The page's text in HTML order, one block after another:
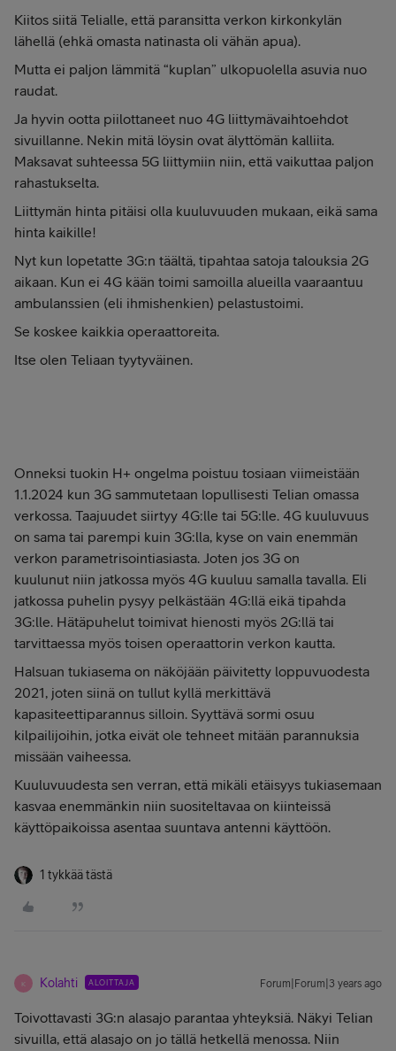
Kiitos siitä Telialle, että paransitta verkon kirkonkylän
lähellä (ehkä omasta natinasta oli vähän apua).
Mutta ei paljon lämmitä “kuplan” ulkopuolella asuvia nuo
raudat.
Ja hyvin ootta piilottaneet nuo 4G liittymävaihtoehdot
sivuillanne. Nekin mitä löysin ovat älyttömän kalliita.
Maksavat suhteessa 5G liittymiin niin, että vaikuttaa paljon
rahastukselta.
Liittymän hinta pitäisi olla kuuluvuuden mukaan, eikä sama
hinta kaikille!
Nyt kun lopetatte 3G:n täältä, tipahtaa satoja talouksia 2G
aikaan. Kun ei 4G kään toimi samoilla alueilla vaaraantuu
ambulanssien (eli ihmishenkien) pelastustoimi.
Se koskee kaikkia operaattoreita.
Itse olen Teliaan tyytyväinen.
Onneksi tuokin H+ ongelma poistuu tosiaan viimeistään
1.1.2024 kun 3G sammutetaan lopullisesti Telian omassa
verkossa. Taajuudet siirtyy 4G:lle tai 5G:lle. 4G kuuluvuus
on sama tai parempi kuin 3G:lla, kyse on vain enemmän
verkon parametrisointiasiasta. Joten jos 3G on
kuulunut niin jatkossa myös 4G kuuluu samalla tavalla. Eli
jatkossa puhelin pysyy pelkästään 4G:llä eikä tipahda
3G:lle. Hätäpuhelut toimivat hienosti myös 2G:llä tai
tarvittaessa myös toisen operaattorin verkon kautta.
Halsuan tukiasema on näköjään päivitetty loppuvuodesta
2021, joten siinä on tullut kyllä merkittävä
kapasiteettiparannus silloin. Syyttävä sormi osuu
kilpailijoihin, jotka eivät ole tehneet mitään parannuksia
missään vaiheessa.
Kuuluvuudesta sen verran, että mikäli etäisyys tukiasemaan
kasvaa enemmänkin niin suositeltavaa on kiinteissä
käyttöpaikoissa asentaa suuntava antenni käyttöön.
1 tykkää tästä
K Kolahti ALOITTAJA Forum|Forum|3 years ago
Toivottavasti 3G:n alasajo parantaa yhteyksiä. Näkyi Telian
sivuilla, että alasajo on jo tällä hetkellä menossa. Niin